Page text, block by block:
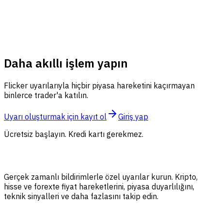
Daha akıllı işlem yapın
Flicker uyarılarıyla hiçbir piyasa hareketini kaçırmayan
binlerce trader'a katılın.
Uyarı oluşturmak için kayıt ol
Giriş yap
Ücretsiz başlayın. Kredi kartı gerekmez.
Gerçek zamanlı bildirimlerle özel uyarılar kurun. Kripto,
hisse ve forexte fiyat hareketlerini, piyasa duyarlılığını,
teknik sinyalleri ve daha fazlasını takip edin.